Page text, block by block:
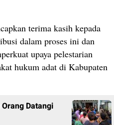
terima kasih kepada
dalam proses ini dan
upaya pelestarian
hukum adat di Kabupaten
Datangi